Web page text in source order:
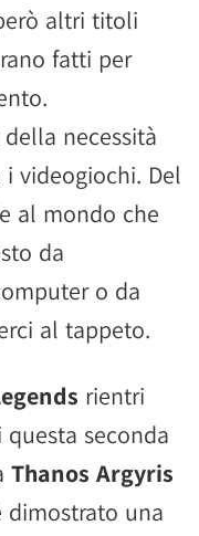
altri titoli
fatti per
necessità
videogiochi. Del
al mondo che
da
o da
al tappeto.
rientri
seconda
Thanos Argyris
dimostrato una